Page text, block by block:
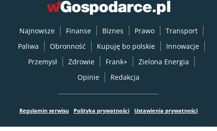
Najnowsze Finanse Biznes Prawo
Transport
Paliwa
Obronność Kupuję bo polskie
Innowacje
Przemysł
Zdrowie Frank+
Zielona Energia
Opinie
Redakcja
Regulamin serwisu Polityka prywatności Ustawienia prywatności